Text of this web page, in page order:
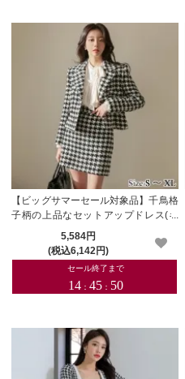
【ビッグサマーセール対象品】千鳥格
子柄の上品なセットアップドレス(キ
ャバドレス・CABARETDRESS)
5,584円
(税込6,142円)